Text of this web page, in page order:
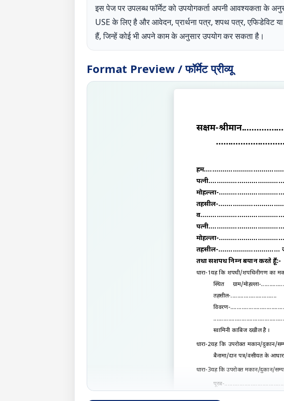
इस पेज पर उपलब्ध फॉर्मेट को उपयोगकर्ता अपनी आवश्यकता के
USE के लिए है और आवेदन, प्रार्थना पत्र, शपथ पत्र, एफिडेविट
हैं, जिन्हें कोई भी अपने काम के अनुसार उपयोग कर सकता है।
Format Preview / फॉर्मेट प्रीव्यू
सक्षम-
मोहल्ला-
तहसील-
मोहल्ला-
तहसील-..............................
तथा सशपथ निम्न बयान करते हूँ:-
धारा-1यह कि शपथी/शपथिनीगण का
स्थित ग्राम/मोहल्ला-
तहसील-
विवरण-
स्वामिनी काबिज दखील है ।
धारा-2यह कि उपरोक्त मकान/दुकान/
बैनामा/दान पत्र/वसीयत के
धारा-3यह कि उपरोक्त मकान/दुकान/
पूरब-